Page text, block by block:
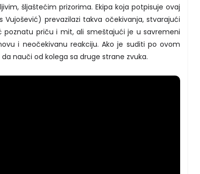
šljaštećim prizorima. Ekipa koja potpisuje ovaj
Vujošević) prevazilazi takva očekivanja, stvarajući
priču i mit, ali smeštajući je u savremeni
i neočekivanu reakciju. Ako je suditi po ovom
nauči od kolega sa druge strane zvuka.